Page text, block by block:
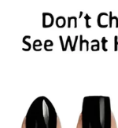
Gujarat
India
International